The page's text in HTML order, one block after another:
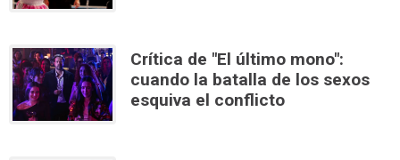
Crítica de "El último mono":
cuando la batalla de los sexos
esquiva el conflicto